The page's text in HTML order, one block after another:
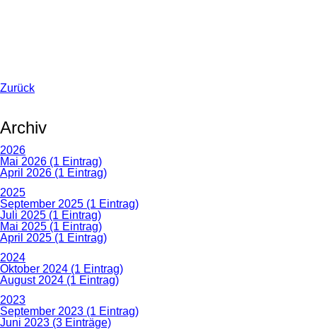
Zurück
Archiv
2026
Mai 2026 (1 Eintrag)
April 2026 (1 Eintrag)
2025
September 2025 (1 Eintrag)
Juli 2025 (1 Eintrag)
Mai 2025 (1 Eintrag)
April 2025 (1 Eintrag)
2024
Oktober 2024 (1 Eintrag)
August 2024 (1 Eintrag)
2023
September 2023 (1 Eintrag)
Juni 2023 (3 Einträge)